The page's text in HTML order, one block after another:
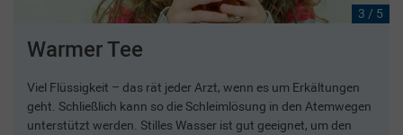
3 / 5
Warmer Tee
Viel Flüssigkeit – das rät jeder Arzt, wenn es um Erkältungen
geht. Schließlich kann so die Schleimlösung in den Atemwegen
unterstützt werden. Stilles Wasser ist gut geeignet, um den